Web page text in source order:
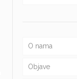
O nama
Objave